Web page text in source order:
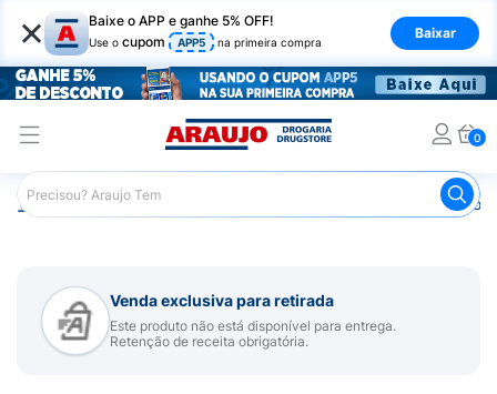
× Baixe o APP e ganhe 5% OFF!
Use o cupom APP5 na primeira compra
Baixar
0
Araujo Medicamentos Remédio
Venda exclusiva para retirada
Este produto não está disponível para entrega.
Retenção de receita obrigatória.